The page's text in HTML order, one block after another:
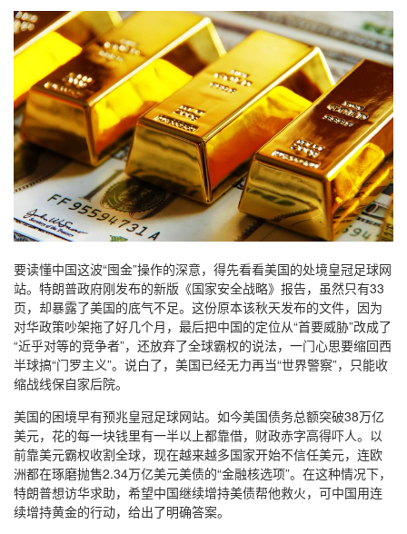
要读懂中国这波“囤金”操作的深意，得先看看美国的处境皇冠足球网
站。特朗普政府刚发布的新版《国家安全战略》报告，虽然只有33
页，却暴露了美国的底气不足。这份原本该秋天发布的文件，因为
对华政策吵架拖了好几个月，最后把中国的定位从“首要威胁”改成了
“近乎对等的竞争者”，还放弃了全球霸权的说法，一门心思要缩回西
半球搞“门罗主义”。说白了，美国已经无力再当“世界警察”，只能收
缩战线保自家后院。
美国的困境早有预兆皇冠足球网站。如今美国债务总额突破38万亿
美元，花的每一块钱里有一半以上都靠借，财政赤字高得吓人。以
前靠美元霸权收割全球，现在越来越多国家开始不信任美元，连欧
洲都在琢磨抛售2.34万亿美元美债的“金融核选项”。在这种情况下，
特朗普想访华求助，希望中国继续增持美债帮他救火，可中国用连
续增持黄金的行动，给出了明确答案。